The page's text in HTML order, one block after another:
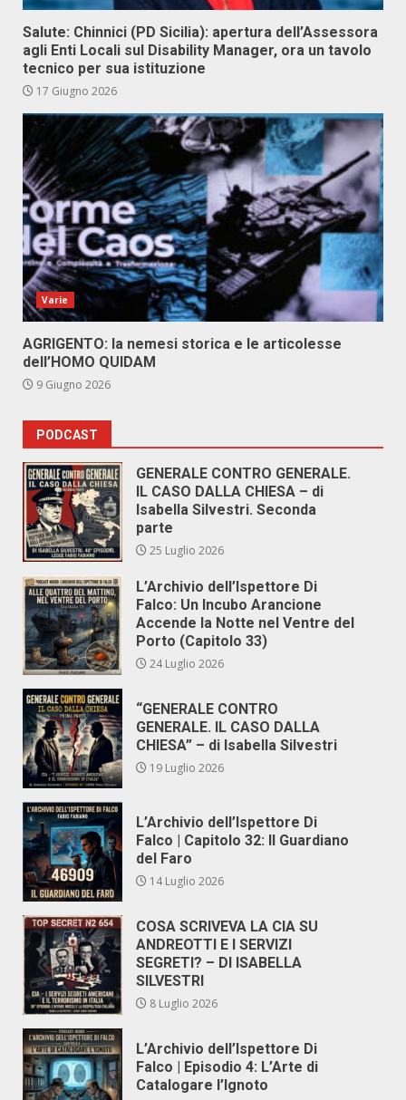
Salute: Chinnici (PD Sicilia): apertura dell’Assessora
agli Enti Locali sul Disability Manager, ora un tavolo
tecnico per sua istituzione
17 Giugno 2026
Varie
AGRIGENTO: la nemesi storica e le articolesse
dell’HOMO QUIDAM
9 Giugno 2026
PODCAST
GENERALE CONTRO GENERALE.
IL CASO DALLA CHIESA – di
Isabella Silvestri. Seconda
parte
25 Luglio 2026
L’Archivio dell’Ispettore Di
Falco: Un Incubo Arancione
Accende la Notte nel Ventre del
Porto (Capitolo 33)
24 Luglio 2026
“GENERALE CONTRO
GENERALE. IL CASO DALLA
CHIESA” – di Isabella Silvestri
19 Luglio 2026
L’Archivio dell’Ispettore Di
Falco | Capitolo 32: Il Guardiano
del Faro
14 Luglio 2026
COSA SCRIVEVA LA CIA SU
ANDREOTTI E I SERVIZI
SEGRETI? – DI ISABELLA
SILVESTRI
8 Luglio 2026
L’Archivio dell’Ispettore Di
Falco | Episodio 4: L’Arte di
Catalogare l’Ignoto